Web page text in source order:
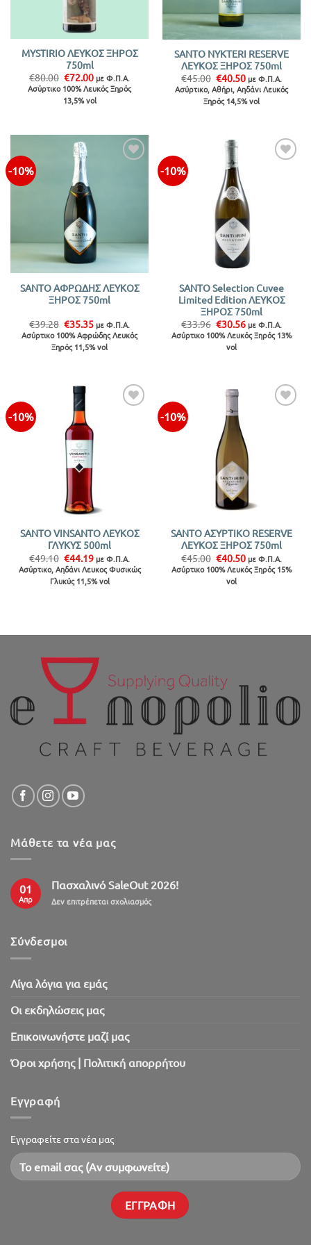
MYSTIRIO ΛΕΥΚΟΣ ΞΗΡΟΣ
750ml
€80.00 Original
price
was:
€80.00.
€72.00Η
τρέχουσα
τιμή
είναι:
με Φ.Π.Α.
Ασύρτικο 100% Λευκός Ξηρός
13,5% vol
SANTO NYKTERI RESERVE
ΛΕΥΚΟΣ ΞΗΡΟΣ 750ml
€45.00 Original
price
was:
€45.00.
€40.50Η
τρέχουσα
τιμή
είναι:
με Φ.Π.Α.
Ασύρτικο, Αθήρι, Αηδάνι Λευκός
Ξηρός 14,5% vol
-10%
SANTO ΑΦΡΩΔΗΣ ΛΕΥΚΟΣ
ΞΗΡΟΣ 750ml
€39.28 Original
price
was:
€39.28.
€35.35Η
τρέχουσα
τιμή
είναι:
με Φ.Π.Α.
Ασύρτικο 100% Αφρώδης Λευκός
Ξηρός 11,5% vol
-10%
SANTO Selection Cuvee
Limited Edition ΛΕΥΚΟΣ
ΞΗΡΟΣ 750ml
€33.96 Original
price
was:
€33.96.
€30.56Η
τρέχουσα
τιμή
με Φ.Π.Α.
Ασύρτικο 100% Λευκός Ξηρός 13%
vol
-10%
SANTO VINSANTO ΛΕΥΚΟΣ
ΓΛΥΚΥΣ 500ml
€49.10 Original
price
was:
€49.10.
€44.19Η
τρέχουσα
τιμή
είναι:
με Φ.Π.Α.
Ασύρτικο, Αηδάνι Λευκος Φυσικώς
Γλυκύς 11,5% vol
-10%
SANTO ΑΣΥΡΤΙΚΟ RESERVE
ΛΕΥΚΟΣ ΞΗΡΟΣ 750ml
€45.00 Original
price
was:
€45.00.
€40.50Η
τρέχουσα
τιμή
με Φ.Π.Α.
Ασύρτικο 100% Λευκός Ξηρός 15%
vol
Μάθετε τα νέα μας
01
Απρ
Πασχαλινό SaleOut 2026!
Δεν επιτρέπεται σχολιασμόςστο
Σύνδεσμοι
Λίγα λόγια για εμάς
Oι εκδηλώσεις μας
Επικοινωνήστε μαζί μας
Όροι χρήσης | Πολιτική απορρήτου
Εγγραφή
Εγγραφείτε στα νέα μας